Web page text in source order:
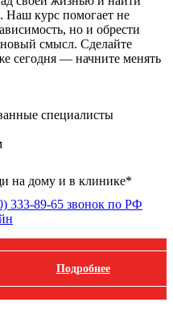
Наш курс помогает не
но и обрести
смысл. Сделайте
сегодня — начните менять
специалисты
на дому и в клинике*
333-89-65 звонок по РФ
Подробнее